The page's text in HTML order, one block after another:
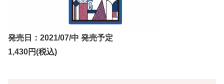
発売日：2021/07/中 発売予定
1,430円(税込)